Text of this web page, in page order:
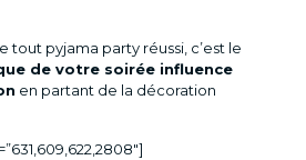
tout pyjama party réussi, c’est le
de votre soirée influence
en partant de la décoration